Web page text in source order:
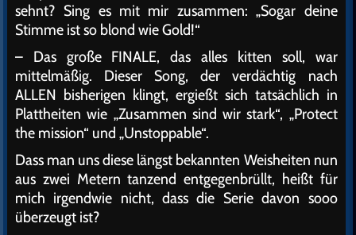
sehnt? Sing es mit mir zusammen: „Sogar deine
Stimme ist so blond wie Gold!“
– Das große FINALE, das alles kitten soll, war
mittelmäßig. Dieser Song, der verdächtig nach
ALLEN bisherigen klingt, ergießt sich tatsächlich in
Plattheiten wie „Zusammen sind wir stark“, „Protect
the mission“ und „Unstoppable“.
Dass man uns diese längst bekannten Weisheiten nun
aus zwei Metern tanzend entgegenbrüllt, heißt für
mich irgendwie nicht, dass die Serie davon sooo
überzeugt ist?